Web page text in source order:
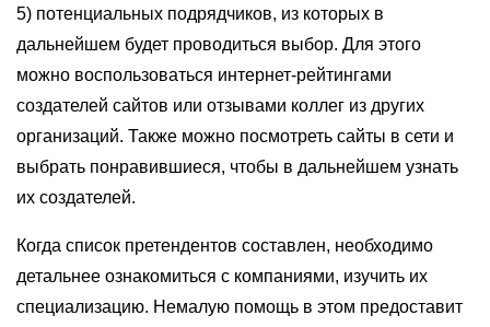
5) потенциальных подрядчиков, из которых в
дальнейшем будет проводиться выбор. Для этого
можно воспользоваться интернет-рейтингами
создателей сайтов или отзывами коллег из других
организаций. Также можно посмотреть сайты в сети и
выбрать понравившиеся, чтобы в дальнейшем узнать
их создателей.
Когда список претендентов составлен, необходимо
детальнее ознакомиться с компаниями, изучить их
специализацию. Немалую помощь в этом предоставит